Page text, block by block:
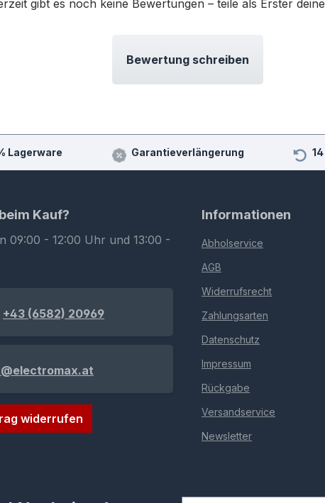
gibt es noch keine Bewertungen – teile als Erster
Bewertung schreiben
Lagerware Garantieverlängerung
Kauf?
09:00 - 12:00 Uhr und 13:00 -
+43 (6582) 20969
widerrufen
Informationen
Abholservice
AGB
Widerrufsrecht
Zahlungsarten
Datenschutz
Impressum
Rückgabe
Versandservice
Newsletter